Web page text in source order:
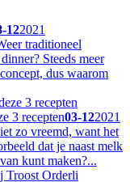
122021
traditioneel
Steeds meer
dus waarom
3 recepten03-122021
zo vreemd, want het
dat je naast melk
kunt maken?...